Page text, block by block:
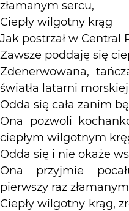
złamanym sercu,
Ciepły wilgotny krąg
Jak postrzał w Central
Zawsze poddaję się
Zdenerwowana,
światła latarni
Odda się cała zanim
Ona pozwoli
ciepłym wilgotnym
Odda się i nie okaże
Ona przyjmie
pierwszy raz
Ciepły wilgotny krąg,